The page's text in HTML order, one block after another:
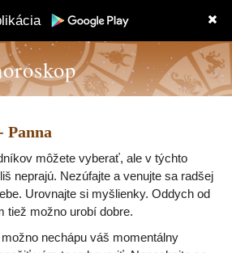
Panna
môžete vyberať, ale v týchto
neprajú. Nezúfajte a venujte sa radšej
Urovnajte si myšlienky. Oddych od
tiež možno urobí dobre.
nechápu váš momentálny